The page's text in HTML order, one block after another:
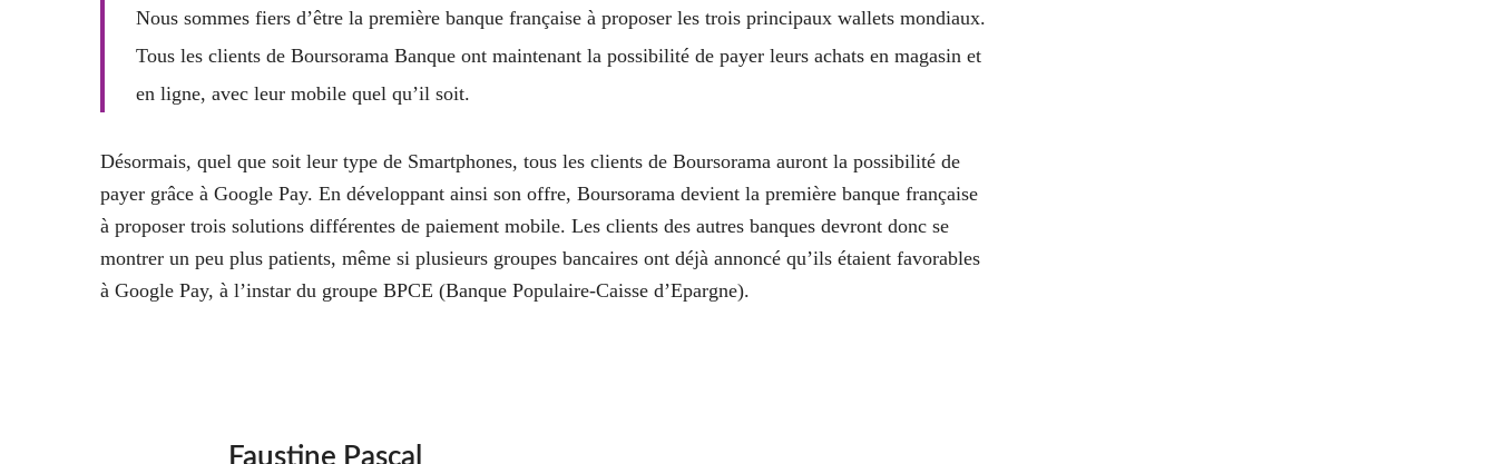
Nous sommes fiers d’être la première banque française à proposer les trois principaux wallets mondiaux.
Tous les clients de Boursorama Banque ont maintenant la possibilité de payer leurs achats en magasin et
en ligne, avec leur mobile quel qu’il soit.
Désormais, quel que soit leur type de Smartphones, tous les clients de Boursorama auront la possibilité de
payer grâce à Google Pay. En développant ainsi son offre, Boursorama devient la première banque française
à proposer trois solutions différentes de paiement mobile. Les clients des autres banques devront donc se
montrer un peu plus patients, même si plusieurs groupes bancaires ont déjà annoncé qu’ils étaient favorables
à Google Pay, à l’instar du groupe BPCE (Banque Populaire-Caisse d’Epargne).
Faustine Pascal